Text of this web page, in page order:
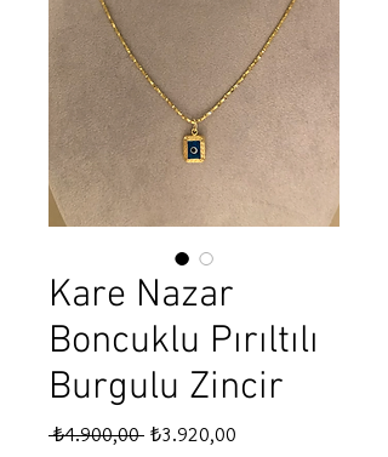
Kare Nazar
Boncuklu Pırıltılı
Burgulu Zincir
₺4.900,00 Normal
₺3.920,00